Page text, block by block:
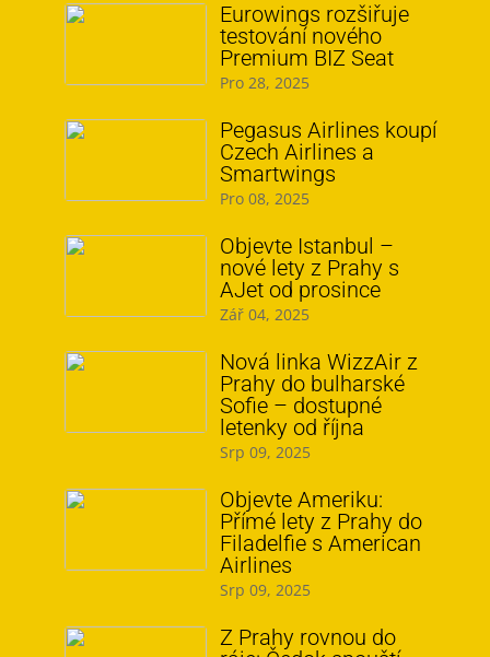
Eurowings rozšiřuje
testování nového
Premium BIZ Seat
Pro 28, 2025
Pegasus Airlines koupí
Czech Airlines a
Smartwings
Pro 08, 2025
Objevte Istanbul –
nové lety z Prahy s
AJet od prosince
Zář 04, 2025
Nová linka WizzAir z
Prahy do bulharské
Sofie – dostupné
letenky od října
Srp 09, 2025
Objevte Ameriku:
Přímé lety z Prahy do
Filadelfie s American
Airlines
Srp 09, 2025
Z Prahy rovnou do